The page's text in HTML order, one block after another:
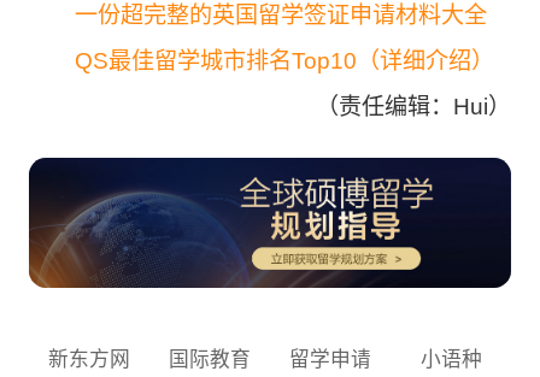
一份超完整的英国留学签证申请材料大全
QS最佳留学城市排名Top10（详细介绍）
（责任编辑：Hui）
新东方网 国际教育 留学申请 小语种